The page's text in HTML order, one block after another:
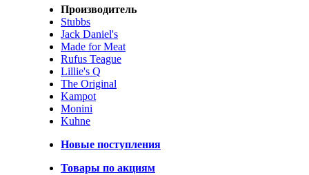
Производитель
Stubbs
Jack Daniel's
Made for Meat
Rufus Teague
Lillie's Q
The Original
Kampot
Monini
Kuhne
Новые поступления
Товары по акциям